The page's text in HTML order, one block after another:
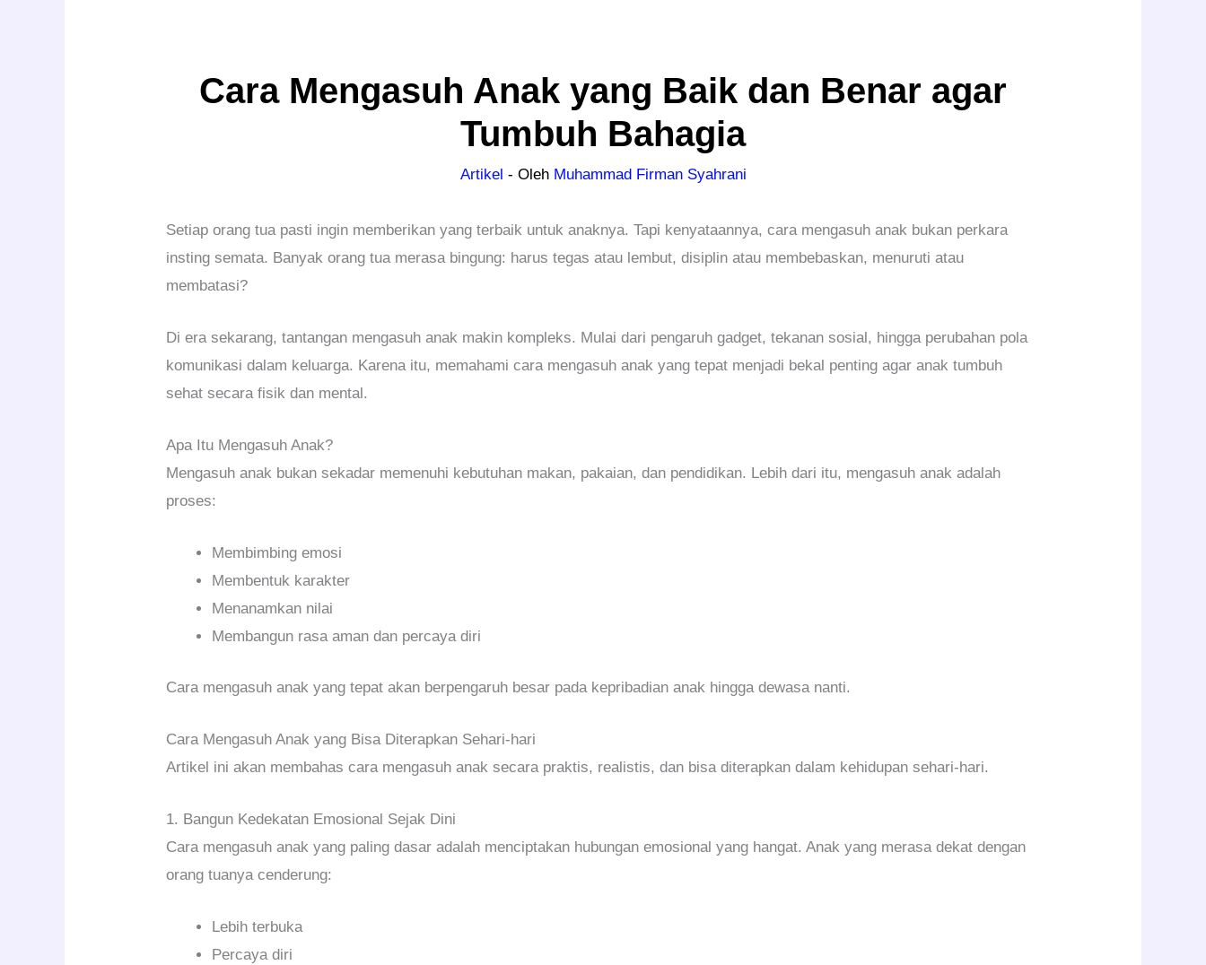
Cara Mengasuh Anak yang Baik dan Benar agar
Tumbuh Bahagia
Artikel - Oleh Muhammad Firman Syahrani
Setiap orang tua pasti ingin memberikan yang terbaik untuk anaknya. Tapi kenyataannya, cara mengasuh anak bukan perkara
insting semata. Banyak orang tua merasa bingung: harus tegas atau lembut, disiplin atau membebaskan, menuruti atau
membatasi?
Di era sekarang, tantangan mengasuh anak makin kompleks. Mulai dari pengaruh gadget, tekanan sosial, hingga perubahan pola
komunikasi dalam keluarga. Karena itu, memahami cara mengasuh anak yang tepat menjadi bekal penting agar anak tumbuh
sehat secara fisik dan mental.
Apa Itu Mengasuh Anak?
Mengasuh anak bukan sekadar memenuhi kebutuhan makan, pakaian, dan pendidikan. Lebih dari itu, mengasuh anak adalah
proses:
Membimbing emosi
Membentuk karakter
Menanamkan nilai
Membangun rasa aman dan percaya diri
Cara mengasuh anak yang tepat akan berpengaruh besar pada kepribadian anak hingga dewasa nanti.
Cara Mengasuh Anak yang Bisa Diterapkan Sehari-hari
Artikel ini akan membahas cara mengasuh anak secara praktis, realistis, dan bisa diterapkan dalam kehidupan sehari-hari.
1. Bangun Kedekatan Emosional Sejak Dini
Cara mengasuh anak yang paling dasar adalah menciptakan hubungan emosional yang hangat. Anak yang merasa dekat dengan
orang tuanya cenderung:
Lebih terbuka
Percaya diri